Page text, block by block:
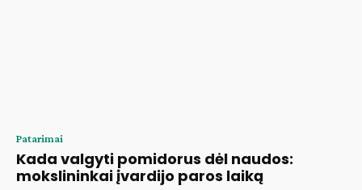
Patarimai
Kada valgyti pomidorus dėl naudos:
mokslininkai įvardijo paros laiką